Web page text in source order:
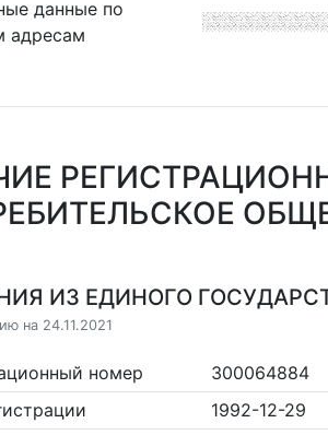
данные по
адресам
ИЗ ЕДИНОГО
на 24.11.2021
номер
300064884
1992-12-29